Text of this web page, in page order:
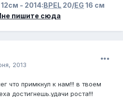
12см - 2014:BPEL 20/EG 16 см
пишите сюда
2013
что примкнул к нам!!! в твоем
достигнешь.удачи роста!!!